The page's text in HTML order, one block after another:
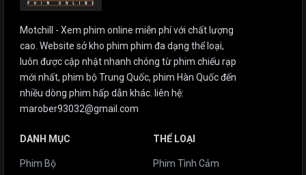
Motchill - Xem phim online miễn phí với chất lượng
cao. Website sở kho phim phim đa dạng thể loại,
luôn được cập nhật nhanh chóng từ phim chiếu rạp
mới nhất, phim bộ Trung Quốc, phim Hàn Quốc đến
nhiều dòng phim hấp dẫn khác. liên hệ:
marober93032@gmail.com
DANH MỤC
Phim Bộ
THỂ LOẠI
Phim Tình Cảm